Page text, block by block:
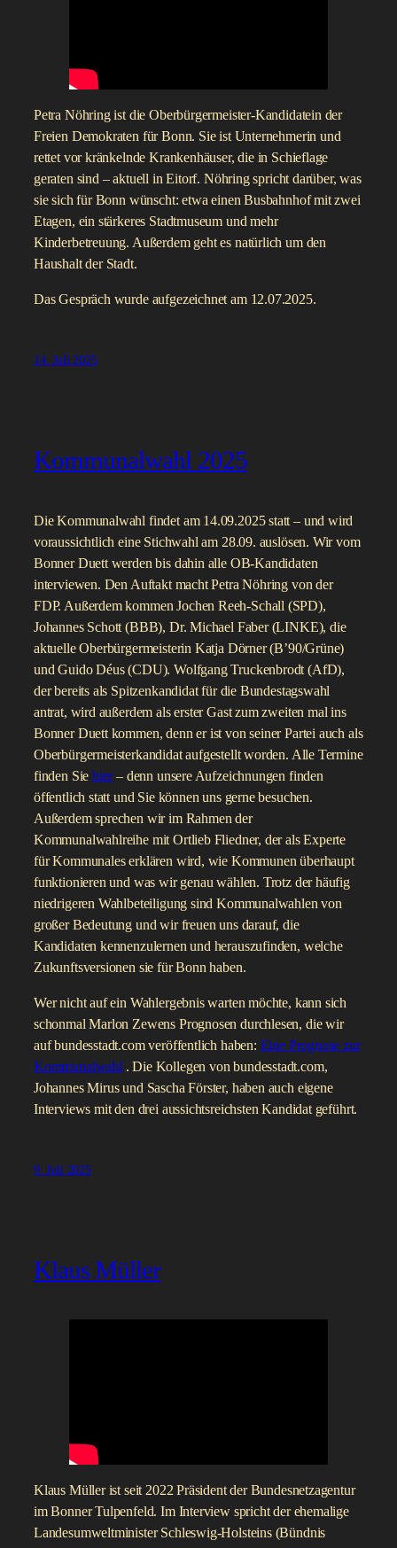
Petra Nöhring ist die Oberbürgermeister-Kandidatein der
Freien Demokraten für Bonn. Sie ist Unternehmerin und
rettet vor kränkelnde Krankenhäuser, die in Schieflage
geraten sind – aktuell in Eitorf. Nöhring spricht darüber, was
sie sich für Bonn wünscht: etwa einen Busbahnhof mit zwei
Etagen, ein stärkeres Stadtmuseum und mehr
Kinderbetreuung. Außerdem geht es natürlich um den
Haushalt der Stadt.
Das Gespräch wurde aufgezeichnet am 12.07.2025.
14. Juli 2025
Kommunalwahl 2025
Die Kommunalwahl findet am 14.09.2025 statt – und wird
voraussichtlich eine Stichwahl am 28.09. auslösen. Wir vom
Bonner Duett werden bis dahin alle OB-Kandidaten
interviewen. Den Auftakt macht Petra Nöhring von der
FDP. Außerdem kommen Jochen Reeh-Schall (SPD),
Johannes Schott (BBB), Dr. Michael Faber (LINKE), die
aktuelle Oberbürgermeisterin Katja Dörner (B’90/Grüne)
und Guido Déus (CDU). Wolfgang Truckenbrodt (AfD),
der bereits als Spitzenkandidat für die Bundestagswahl
antrat, wird außerdem als erster Gast zum zweiten mal ins
Bonner Duett kommen, denn er ist von seiner Partei auch als
Oberbürgermeisterkandidat aufgestellt worden. Alle Termine
finden Siehier– denn unsere Aufzeichnungen finden
öffentlich statt und Sie können uns gerne besuchen.
Außerdem sprechen wir im Rahmen der
Kommunalwahlreihe mit Ortlieb Fliedner, der als Experte
für Kommunales erklären wird, wie Kommunen überhaupt
funktionieren und was wir genau wählen. Trotz der häufig
niedrigeren Wahlbeteiligung sind Kommunalwahlen von
großer Bedeutung und wir freuen uns darauf, die
Kandidaten kennenzulernen und herauszufinden, welche
Zukunftsversionen sie für Bonn haben.
Wer nicht auf ein Wahlergebnis warten möchte, kann sich
schonmal Marlon Zewens Prognosen durchlesen, die wir
auf bundesstadt.com veröffentlich haben: Eine Prognose zur
Kommunalwahl. Die Kollegen von bundesstadt.com,
Johannes Mirus und Sascha Förster, haben auch eigene
Interviews mit den drei aussichtsreichsten Kandidat geführt.
9. Juli 2025
Klaus Müller
Klaus Müller ist seit 2022 Präsident der Bundesnetzagentur
im Bonner Tulpenfeld. Im Interview spricht der ehemalige
Landesumweltminister Schleswig-Holsteins (Bündnis